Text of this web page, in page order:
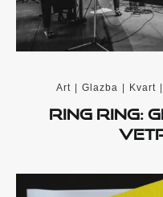
Art Glazba Kvart
Ring